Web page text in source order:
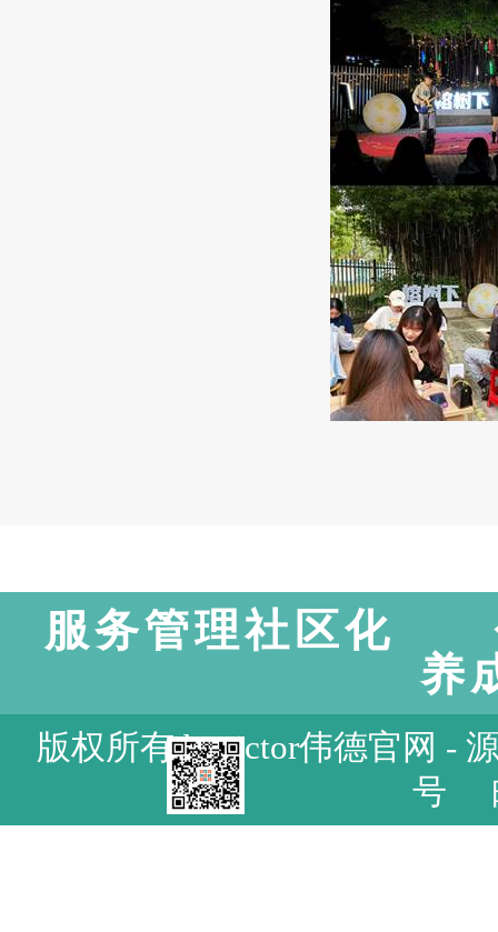
服务管理社区化
养
版权所有 bevictor伟德官网 -
号